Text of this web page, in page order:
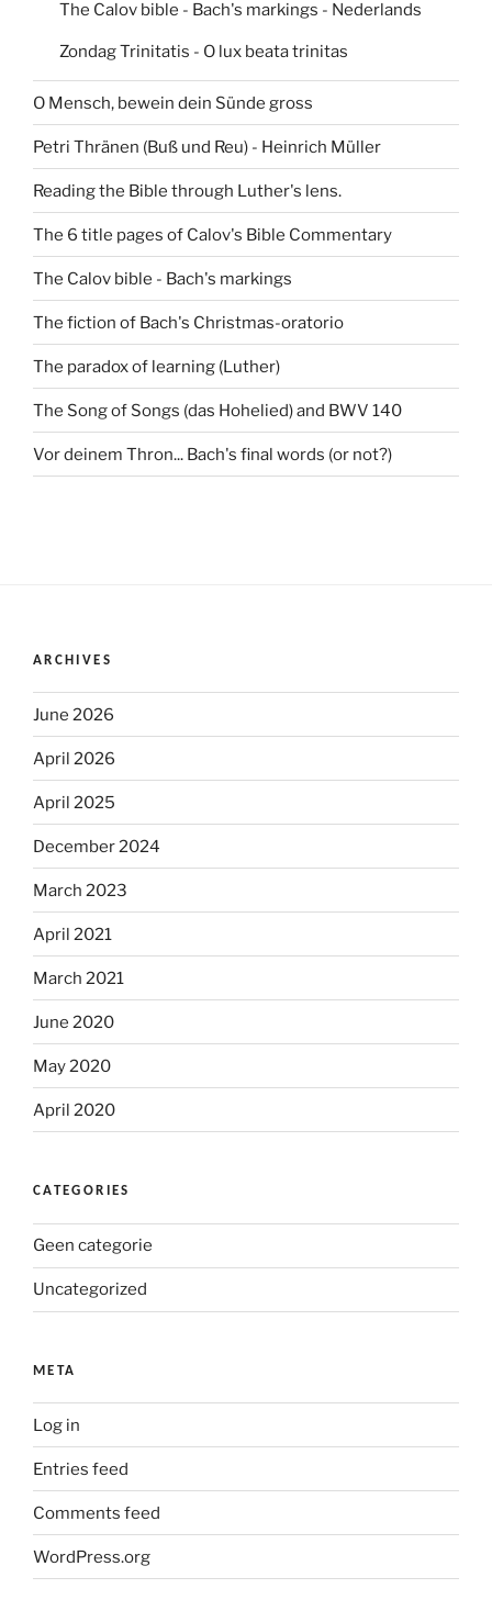
The Calov bible - Bach's markings - Nederlands
Zondag Trinitatis - O lux beata trinitas
O Mensch, bewein dein Sünde gross
Petri Thränen (Buß und Reu) - Heinrich Müller
Reading the Bible through Luther's lens.
The 6 title pages of Calov's Bible Commentary
The Calov bible - Bach's markings
The fiction of Bach's Christmas-oratorio
The paradox of learning (Luther)
The Song of Songs (das Hohelied) and BWV 140
Vor deinem Thron... Bach's final words (or not?)
ARCHIVES
June 2026
April 2026
April 2025
December 2024
March 2023
April 2021
March 2021
June 2020
May 2020
April 2020
CATEGORIES
Geen categorie
Uncategorized
META
Log in
Entries feed
Comments feed
WordPress.org